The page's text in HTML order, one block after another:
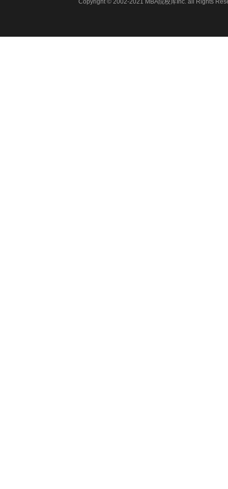
Copyright © 2002-2021 MBA院校库Inc. all Rights